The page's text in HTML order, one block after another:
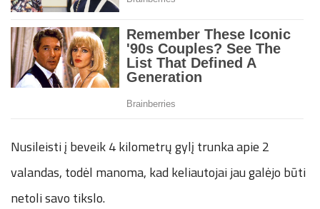
Nusileisti į beveik 4 kilometrų gylį trunka apie 2
valandas, todėl manoma, kad keliautojai jau galėjo būti
netoli savo tikslo.